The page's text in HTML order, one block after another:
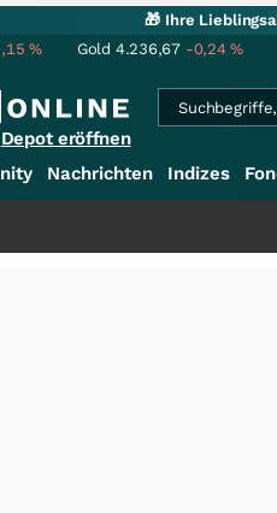
🎁 Ihre
% Gold 4.236,67 -0,24%
Depot eröffnen
Nachrichten Indizes